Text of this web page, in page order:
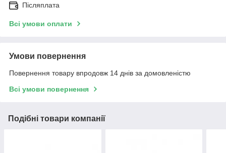
Післяплата
Всі умови оплати
Умови повернення
Повернення товару впродовж 14 днів за домовленістю
Всі умови повернення
Подібні товари компанії